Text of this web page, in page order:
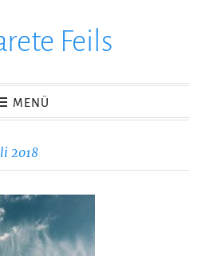
Feils
MENÜ
2018